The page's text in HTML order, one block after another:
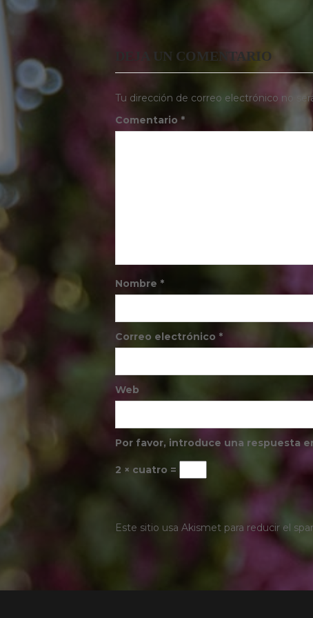
DEJA UN COMENTARIO
Tu dirección de correo electrónico no
Comentario *
Nombre *
Correo electrónico *
Web
Por favor, introduce una respuesta
2 × cuatro =
Este sitio usa Akismet para reducir el